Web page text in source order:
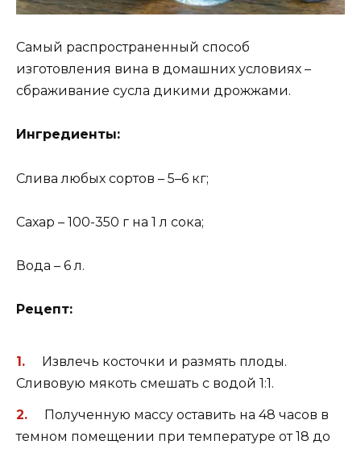
Самый распространенный способ
изготовления вина в домашних условиях –
сбраживание сусла дикими дрожжами.
Ингредиенты:
Слива любых сортов – 5–6 кг;
Сахар – 100-350 г на 1 л сока;
Вода – 6 л.
Рецепт:
Извлечь косточки и размять плоды.
Сливовую мякоть смешать с водой 1:1.
Полученную массу оставить на 48 часов в
темном помещении при температуре от 18 до